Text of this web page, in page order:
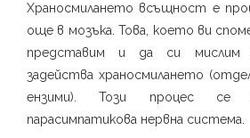
Храносмилането всъщност е
още в мозъка. Това, което ви
представим и да си мислим
задейства храносмилането
ензими). Този процес се
парасимпатикова нервна система. ⁣